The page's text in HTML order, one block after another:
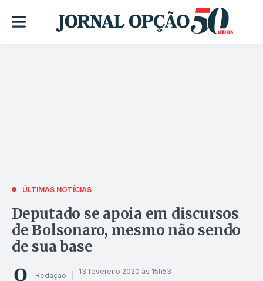
ÚLTIMAS NOTÍCIAS
Deputado se apoia em discursos
de Bolsonaro, mesmo não sendo
de sua base
Redação 13 fevereiro 2020 às 15h53